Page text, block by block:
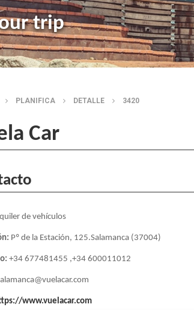
trip
PLANIFICA DETALLE 3420
Car
de vehículos
Pº de la Estación, 125.Salamanca (37004)
+34 677481455 ,+34 600011012
www.vuelacar.com